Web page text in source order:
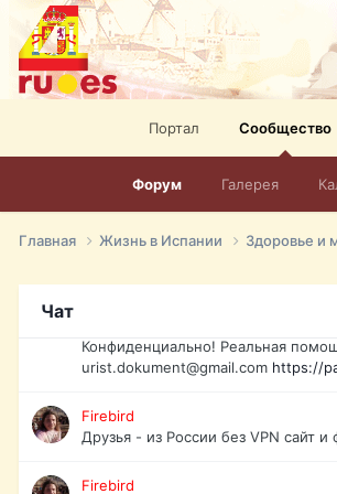
Портал Сообщество
Форум Галерея
Главная Жизнь в Испании Здоровье и
Чат
elevision-in-spain.html Тел: +972-
David16
Книги
David16
Подскажите пожалуйста, как
Если Вы попали в трудную
Конфиденциально! Реальная
urist.dokument@gmail.com https://
Firebird
Друзья - из России без VPN сайт
Firebird